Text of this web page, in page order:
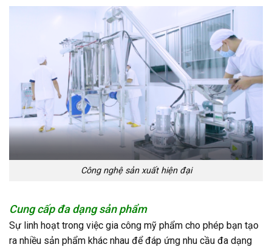
Công nghệ sản xuất hiện đại
Cung cấp đa dạng sản phẩm
Sự linh hoạt trong việc gia công mỹ phẩm cho phép bạn tạo
ra nhiều sản phẩm khác nhau để đáp ứng nhu cầu đa dạng